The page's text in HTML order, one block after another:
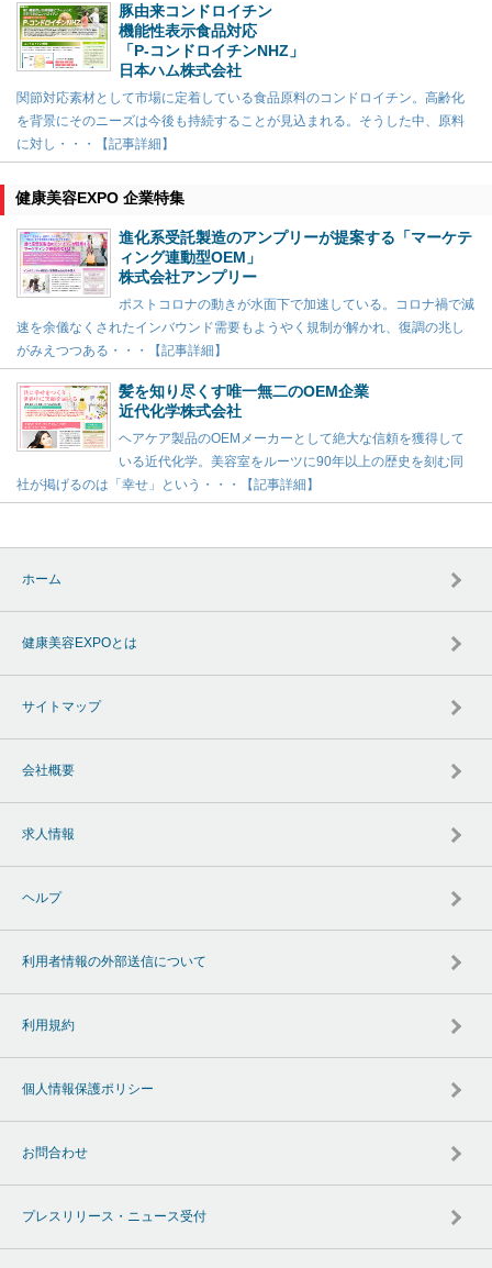
豚由来コンドロイチン
機能性表示食品対応
「P-コンドロイチンNHZ」
日本ハム株式会社
関節対応素材として市場に定着している食品原料のコンドロイチン。高齢化
を背景にそのニーズは今後も持続することが見込まれる。そうした中、原料
に対し・・・【記事詳細】
健康美容EXPO 企業特集
進化系受託製造のアンプリーが提案する「マーケテ
ィング連動型OEM」
株式会社アンプリー
ポストコロナの動きが水面下で加速している。コロナ禍で減
速を余儀なくされたインバウンド需要もようやく規制が解かれ、復調の兆し
がみえつつある・・・【記事詳細】
髪を知り尽くす唯一無二のOEM企業
近代化学株式会社
ヘアケア製品のOEMメーカーとして絶大な信頼を獲得して
いる近代化学。美容室をルーツに90年以上の歴史を刻む同
社が掲げるのは「幸せ」という・・・【記事詳細】
ホーム
健康美容EXPOとは
サイトマップ
会社概要
求人情報
ヘルプ
利用者情報の外部送信について
利用規約
個人情報保護ポリシー
お問合わせ
プレスリリース・ニュース受付